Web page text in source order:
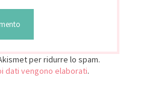
per ridurre lo spam.
dati vengono elaborati.